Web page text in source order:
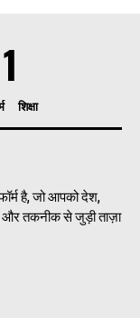
शिक्षा
है, जो आपको देश,
और तकनीक से जुड़ी ताज़ा